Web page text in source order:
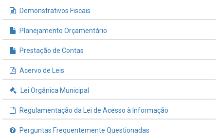
Demonstrativos Fiscais
Planejamento Orçamentário
Prestação de Contas
Acervo de Leis
Lei Orgânica Municipal
Regulamentação da Lei de Acesso à Informação
Perguntas Frequentemente Questionadas